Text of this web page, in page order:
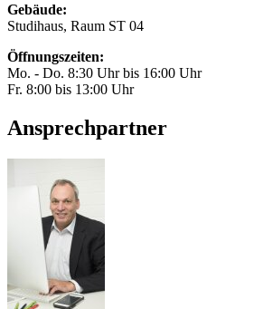
Gebäude:
Studihaus, Raum ST 04
Öffnungszeiten:
Mo. - Do. 8:30 Uhr bis 16:00 Uhr
Fr. 8:00 bis 13:00 Uhr
Ansprechpartner